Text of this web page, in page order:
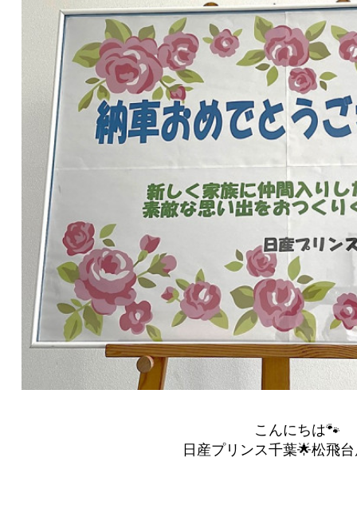
こんにちは🐾
日産プリンス千葉🌟松飛